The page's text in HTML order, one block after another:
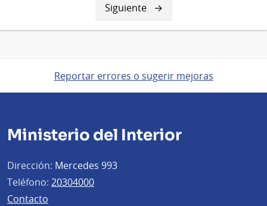
Siguiente
página
Siguiente
Reportar errores o sugerir mejoras
Ministerio del Interior
Dirección: Mercedes 993
Teléfono: 20304000
Contacto